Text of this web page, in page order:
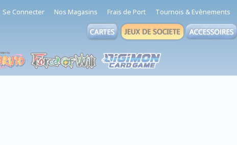
Se Connecter Nos Magasins Frais de Port Tournois & Evènements